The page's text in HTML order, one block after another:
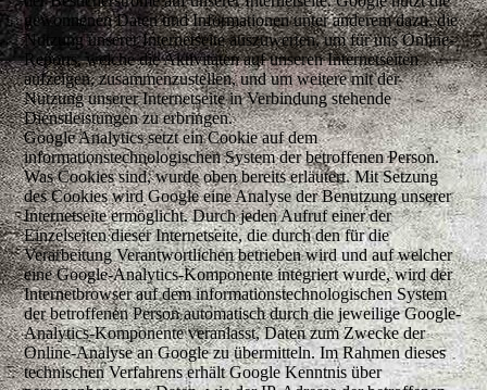
gewonnenen Daten und Informationen unter anderem dazu, die
Nutzung unserer Internetseite auszuwerten, um für uns Online-
Reports, welche die Aktivitäten auf unseren Internetseiten
aufzeigen, zusammenzustellen, und um weitere mit der
Nutzung unserer Internetseite in Verbindung stehende
Dienstleistungen zu erbringen.
Google Analytics setzt ein Cookie auf dem
informationstechnologischen System der betroffenen Person.
Was Cookies sind, wurde oben bereits erläutert. Mit Setzung
des Cookies wird Google eine Analyse der Benutzung unserer
Internetseite ermöglicht. Durch jeden Aufruf einer der
Einzelseiten dieser Internetseite, die durch den für die
Verarbeitung Verantwortlichen betrieben wird und auf welcher
eine Google-Analytics-Komponente integriert wurde, wird der
Internetbrowser auf dem informationstechnologischen System
der betroffenen Person automatisch durch die jeweilige Google-
Analytics-Komponente veranlasst, Daten zum Zwecke der
Online-Analyse an Google zu übermitteln. Im Rahmen dieses
technischen Verfahrens erhält Google Kenntnis über